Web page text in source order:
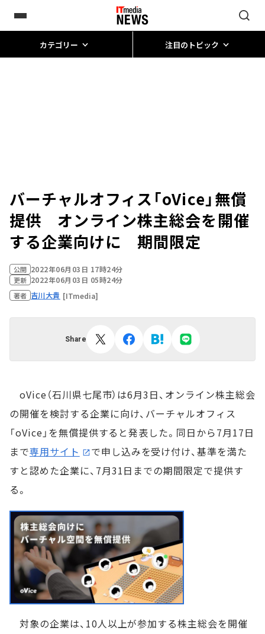
カテゴリー 注目のトピック
バーチャルオフィス「oVice」無償
提供 オンライン株主総会を開催
する企業向けに 期間限定
公開 2022年06月03日 17時24分
更新 2022年06月03日 05時24分
著者 吉川大貴 [ITmedia]
Share
oVice（石川県七尾市）は6月3日、オンライン株主総会
の開催を検討する企業に向け、バーチャルオフィス
「oVice」を無償提供すると発表した。同日から7月17日
まで専用サイト
で申し込みを受け付け、基準を満た
すと認めた企業に、7月31日までの期間限定で提供す
る。
対象の企業は、10人以上が参加する株主総会を開催